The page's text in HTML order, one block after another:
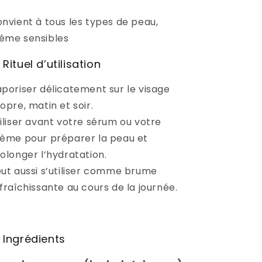
à tous les types de peau,
sensibles
Rituel d’utilisation
délicatement sur le visage
matin et soir.
avant votre sérum ou votre
pour préparer la peau et
l’hydratation.
aussi s’utiliser comme brume
au cours de la journée.
Ingrédients